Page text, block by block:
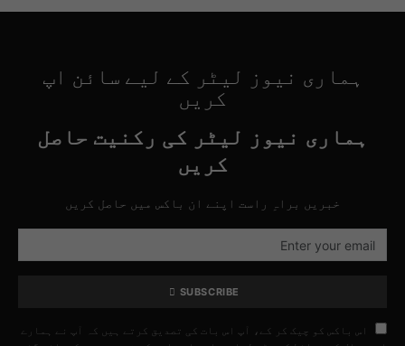
ہماری نیوز لیٹر کے لیے سائن اپ
کریں
ہماری نیوز لیٹر کی رکنیت حاصل
کریں
خبریں براہِ راست اپنے ان باکس میں حاصل کریں
SUBSCRIBE
اس باکس کو چیک کر کے، آپ اس بات کی تصدیق کرتے ہیں کہ آپ نے ہمارے